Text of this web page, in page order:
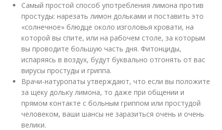
Самый простой способ употребления лимона против
простуды: нарезать лимон дольками и поставить это
«солнечное» блюдце около изголовья кровати, на
которой вы спите, или на рабочем столе, за которым
вы проводите большую часть дня. Фитонциды,
испаряясь в воздух, будут буквально отгонять от вас
вирусы простуды и гриппа.
Врачи-натуропаты утверждают, что если вы положите
за щеку дольку лимона, то даже при общении и
прямом контакте с больным гриппом или простудой
человеком, ваши шансы не заразиться очень и очень
велики.